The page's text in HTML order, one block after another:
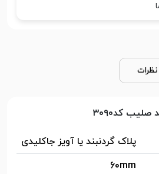
نظرات
کد۳۰۹۰
پلاک گردنبند یا آویز جاکلیدی
60mm